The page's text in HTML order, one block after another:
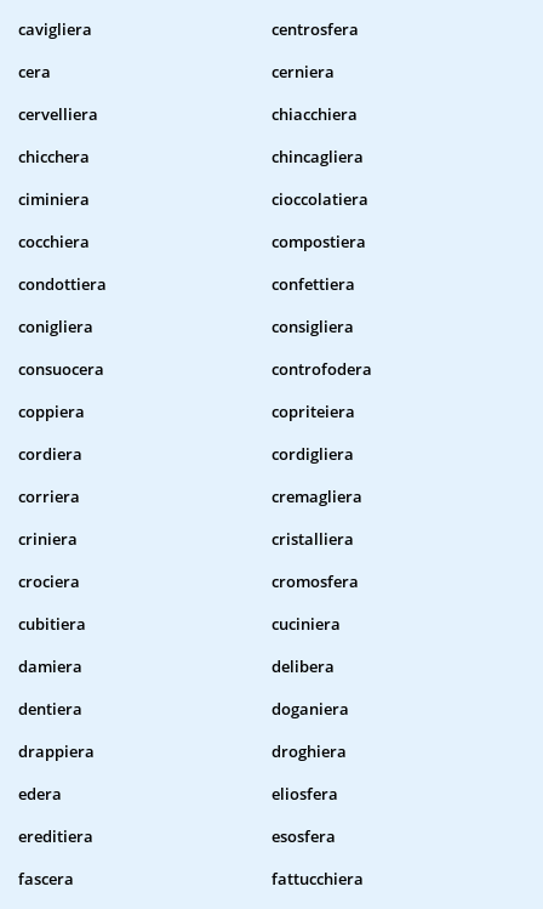
cavigliera
centrosfera
cera
cerniera
cervelliera
chiacchiera
chicchera
chincagliera
ciminiera
cioccolatiera
cocchiera
compostiera
condottiera
confettiera
conigliera
consigliera
consuocera
controfodera
coppiera
copriteiera
cordiera
cordigliera
corriera
cremagliera
criniera
cristalliera
crociera
cromosfera
cubitiera
cuciniera
damiera
delibera
dentiera
doganiera
drappiera
droghiera
edera
eliosfera
ereditiera
esosfera
fascera
fattucchiera